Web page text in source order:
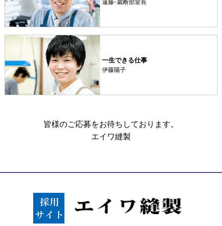
遠藤-裁断部室長
一生できる仕事
伊藤陽子
皆様のご応募をお待ちしております。
エイワ縫製